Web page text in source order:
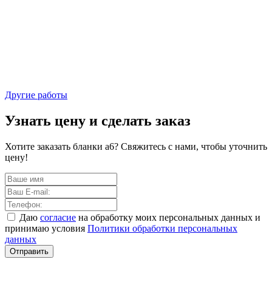
Другие работы
Узнать цену и сделать заказ
Хотите заказать бланки а6? Свяжитесь с нами, чтобы уточнить
цену!
Даю согласие на обработку моих персональных данных и
принимаю условия Политики обработки персональных
данных
Отправить